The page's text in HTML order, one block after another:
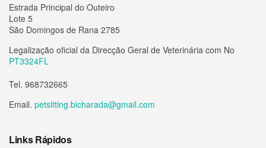
Estrada Principal do Outeiro
Lote 5
São Domingos de Rana 2785
Legalização oficial da Direcção Geral de Veterinária com No
PT3324FL
Tel. 968732665
Email. petsitting.bicharada@gmail.com
Links Rápidos